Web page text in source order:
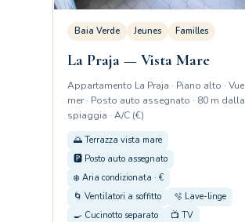
Baia Verde Jeunes Familles
La Praja — Vista Mare
Appartamento La Praja · Piano alto · Vue
mer · Posto auto assegnato · 80 m dalla
spiaggia · A/C (€)
🌅 Terrazza vista mare
🅿️ Posto auto assegnato
❄️ Aria condizionata · €
🌀 Ventilatori a soffitto
🫧 Lave-linge
🍳 Cucinotto separato
📺 TV